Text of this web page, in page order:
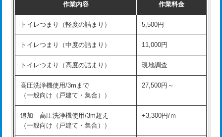
作業内容 作業料金
トイレつまり（軽度の詰まり） 5,500円
トイレつまり（中度の詰まり） 11,000円
トイレつまり（高度の詰まり） 現地調査
高圧洗浄機使用/3mまで
（一般向け（戸建て・集合））
27,500円～
追加 高圧洗浄機使用/3m超え
（一般向け（戸建て・集合））
+3,300円/ｍ